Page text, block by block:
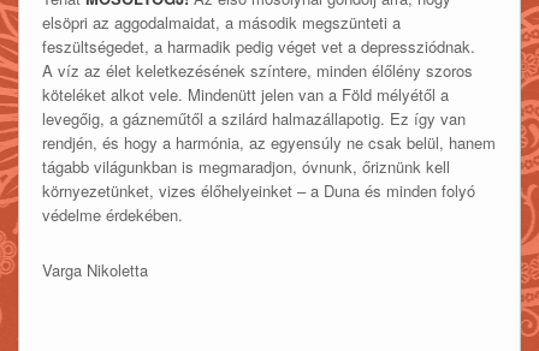
elsöpri az aggodalmaidat, a második megszünteti a
feszültségedet, a harmadik pedig véget vet a depressziódnak.
A víz az élet keletkezésének színtere, minden élőlény szoros
köteléket alkot vele. Mindenütt jelen van a Föld mélyétől a
levegőig, a gázneműtől a szilárd halmazállapotig. Ez így van
rendjén, és hogy a harmónia, az egyensúly ne csak belül, hanem
tágabb világunkban is megmaradjon, óvnunk, őriznünk kell
környezetünket, vizes élőhelyeinket – a Duna és minden folyó
védelme érdekében.
Varga Nikoletta